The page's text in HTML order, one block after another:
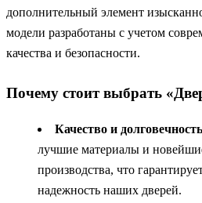
дополнительный элемент
модели разработаны с учетом
качества и безопасности.
Почему стоит выбрать
Качество и
лучшие материалы и
производства, что
надежность наших дверей.